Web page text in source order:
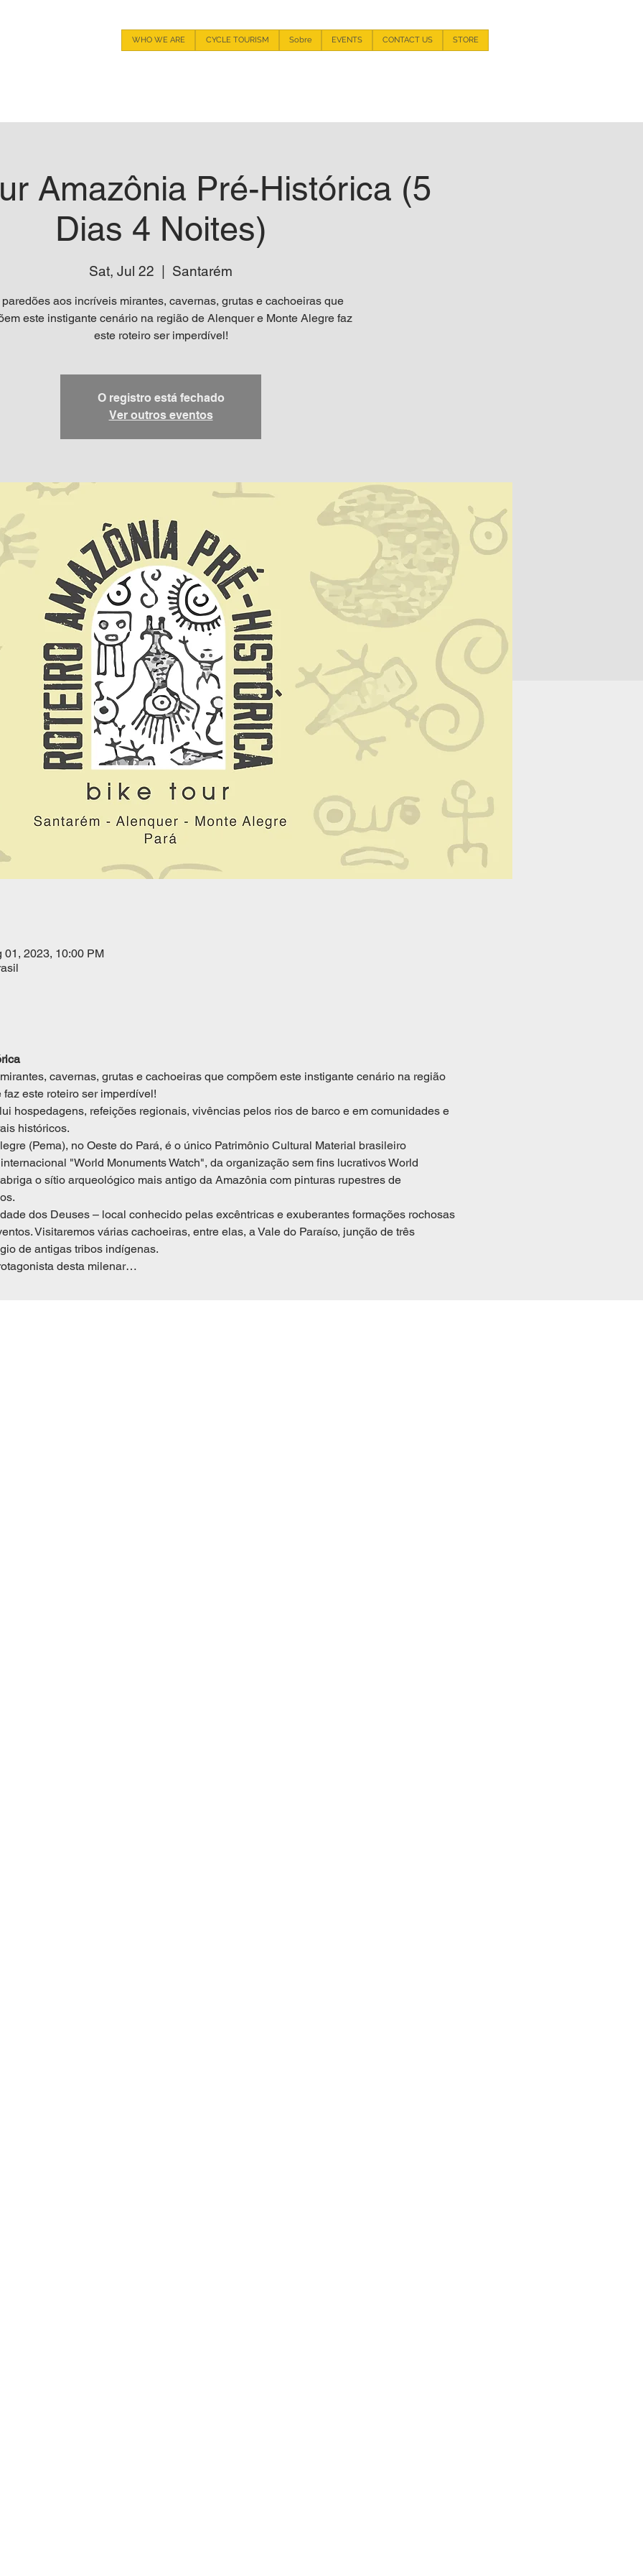
WHO WE ARE CYCLE TOURISM Sobre EVENTS CONTACT US STORE
Amazônia Pré-Histórica (5
Dias 4 Noites)
Sat, Jul 22 Santarém
paredões aos incríveis mirantes, cavernas, grutas e cachoeiras que
este instigante cenário na região de Alenquer e Monte Alegre faz
este roteiro ser imperdível!
O registro está fechado
Ver outros eventos
01, 2023, 10:00 PM
cavernas, grutas e cachoeiras que compõem este instigante cenário na região
este roteiro ser imperdível!
hospedagens, refeições regionais, vivências pelos rios de barco e em comunidades e
históricos.
(Pema), no Oeste do Pará, é o único Patrimônio Cultural Material brasileiro
"World Monuments Watch", da organização sem fins lucrativos World
o sítio arqueológico mais antigo da Amazônia com pinturas rupestres de
dos Deuses – local conhecido pelas excêntricas e exuberantes formações rochosas
Visitaremos várias cachoeiras, entre elas, a Vale do Paraíso, junção de três
de antigas tribos indígenas.
desta milenar…